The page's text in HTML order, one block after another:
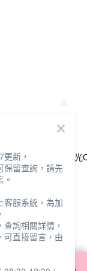
6
POYA CHIC陽光
入)-花香色系
之詳情，及若您不希
新，
保留查詢，請先
客服系統。為加
詢相關詳情，
可直接留言，由